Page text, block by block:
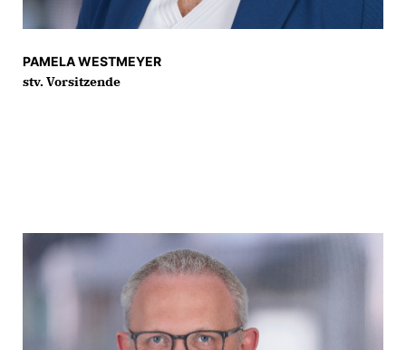
PAMELA WESTMEYER
stv. Vorsitzende